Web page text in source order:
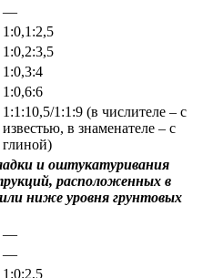
—
1:0,1:2,5
1:0,2:3,5
1:0,3:4
1:0,6:6
1:1:10,5/1:1:9 (в числителе – с
известью, в знаменателе – с
глиной)
и оштукатуривания
расположенных в
ниже уровня грунтовых
—
—
1:0:2,5